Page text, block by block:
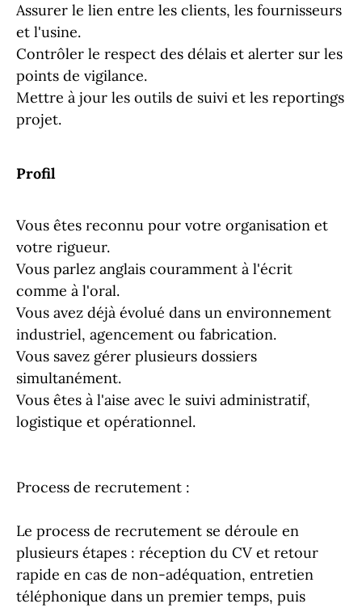
Assurer le lien entre les clients, les fournisseurs
et l'usine.
Contrôler le respect des délais et alerter sur les
points de vigilance.
Mettre à jour les outils de suivi et les reportings
projet.
Profil
Vous êtes reconnu pour votre organisation et
votre rigueur.
Vous parlez anglais couramment à l'écrit
comme à l'oral.
Vous avez déjà évolué dans un environnement
industriel, agencement ou fabrication.
Vous savez gérer plusieurs dossiers
simultanément.
Vous êtes à l'aise avec le suivi administratif,
logistique et opérationnel.
Process de recrutement :
Le process de recrutement se déroule en
plusieurs étapes : réception du CV et retour
rapide en cas de non-adéquation, entretien
téléphonique dans un premier temps, puis